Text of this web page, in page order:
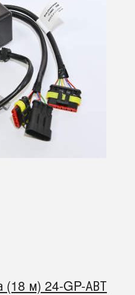
(18 м) 24-GP-АВТ